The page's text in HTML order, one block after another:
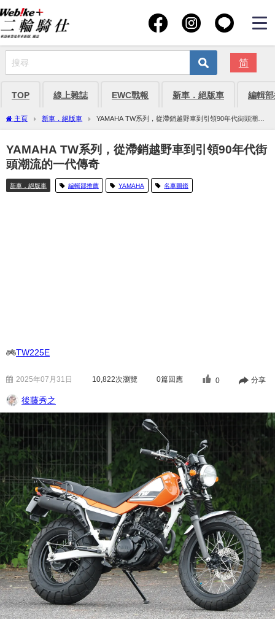
简
TOP 線上雜誌 EWC戰報 新車．絕版車 編輯
主頁 新車．絕版車
YAMAHA TW系列，從滯銷越野車到引領90年代街頭潮流
的一代傳奇
YAMAHA TW系列，從滯銷越野車到引領90年代街
頭潮流的一代傳奇
新車．絕版車 編輯部推薦 YAMAHA 名車圖鑑
TW225E
2025年07月31日 10,822次瀏覽 0篇回應 0 分享
後藤秀之